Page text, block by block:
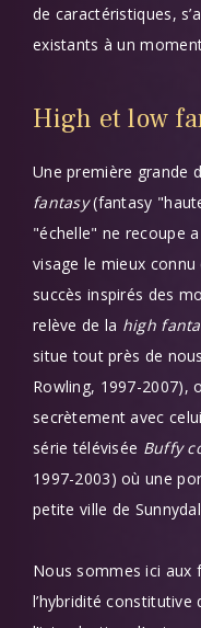
de caractéristiques,
existants à un
High et low
Une première grande
fantasy(fantasy
"échelle" ne recoupe
visage le mieux
succès inspirés des
relève de la high
situe tout près de
Rowling, 1997-2007),
secrètement avec
série télévisée Buffy
1997-2003) où une
petite ville de
Nous sommes ici
l’hybridité constitutive